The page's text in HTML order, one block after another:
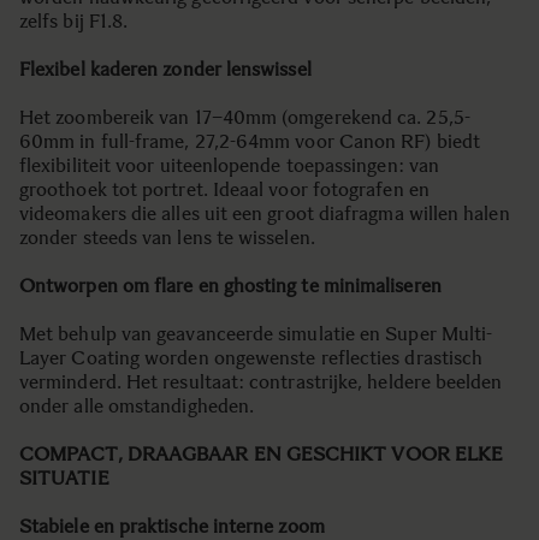
zelfs bij F1.8.
Flexibel kaderen zonder lenswissel
Het zoombereik van 17–40mm (omgerekend ca. 25,5-
60mm in full-frame, 27,2-64mm voor Canon RF) biedt
flexibiliteit voor uiteenlopende toepassingen: van
groothoek tot portret. Ideaal voor fotografen en
videomakers die alles uit een groot diafragma willen halen
zonder steeds van lens te wisselen.
Ontworpen om flare en ghosting te minimaliseren
Met behulp van geavanceerde simulatie en Super Multi-
Layer Coating worden ongewenste reflecties drastisch
verminderd. Het resultaat: contrastrijke, heldere beelden
onder alle omstandigheden.
COMPACT, DRAAGBAAR EN GESCHIKT VOOR ELKE
SITUATIE
Stabiele en praktische interne zoom